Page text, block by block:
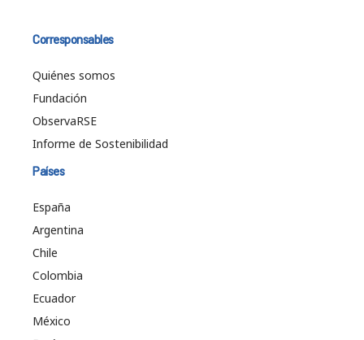
Corresponsables
Quiénes somos
Fundación
ObservaRSE
Informe de Sostenibilidad
Países
España
Argentina
Chile
Colombia
Ecuador
México